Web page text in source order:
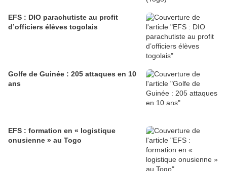
EFS : DIO parachutiste au profit
d’officiers élèves togolais
Golfe de Guinée : 205 attaques en 10
ans
EFS : formation en « logistique
onusienne » au Togo